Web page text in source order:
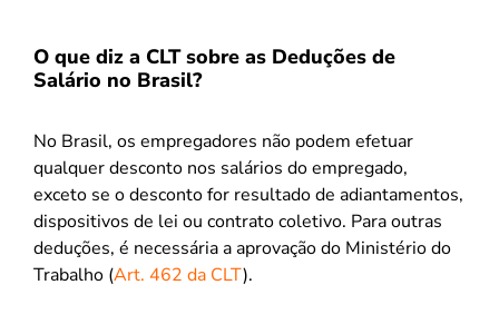
O que diz a CLT sobre as Deduções de
Salário no Brasil?
No Brasil, os empregadores não podem efetuar
qualquer desconto nos salários do empregado,
exceto se o desconto for resultado de adiantamentos,
dispositivos de lei ou contrato coletivo. Para outras
deduções, é necessária a aprovação do Ministério do
Trabalho (Art. 462 da CLT).